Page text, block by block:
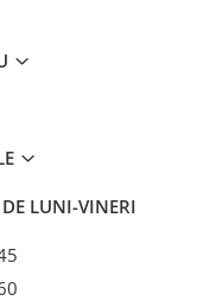
LUNI-VINERI